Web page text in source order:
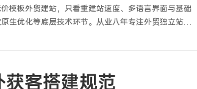
模板外贸建站，只看重建站速度、多语言界面与基础
生优化等底层技术环节。从业八年专注外贸独立站开
建站区别于国内企业建站，面向全球公网访客、属地
客搭建规范